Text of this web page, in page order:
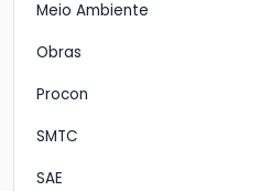
Meio Ambiente
Obras
Procon
SMTC
SAE